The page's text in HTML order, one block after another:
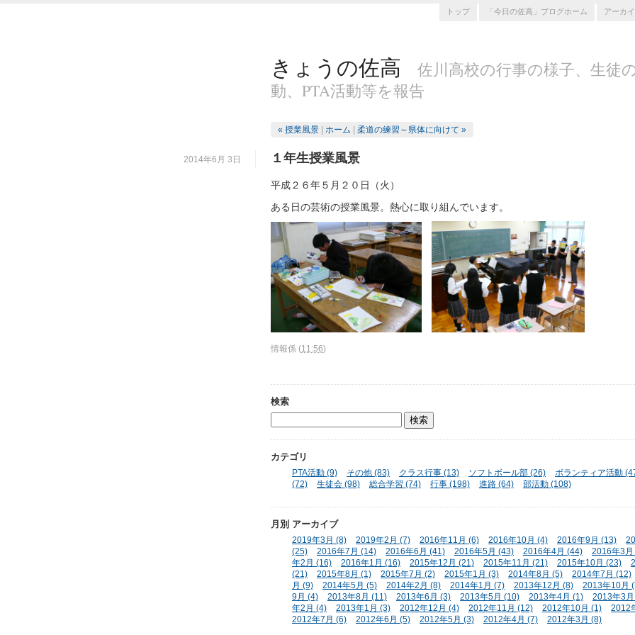
きょうの佐高
佐川高校の行事の様子、生徒
動、PTA活動等を報告
トップ 「今日の佐高」ブログホーム アーカ
« 授業風景 ホーム 柔道の練習～県体に向けて »
2014年6月 3日 １年生授業風景
平成２６年５月２０日（火）
ある日の芸術の授業風景。熱心に取り組んでいます。
情報係 (11:56)
検索
カテゴリ
PTA活動 (9) その他 (83) クラス行事 (13) ソフトボール部 (26) ボランティア活動
(72)
生徒会 (98) 総合学習 (74) 行事 (198) 進路 (64) 部活動 (108)
月別 アーカイブ
2019年3月 (8) 2019年2月 (7) 2016年11月 (6) 2016年10月 (4) 2016年9月 (13)
(25)
2016年7月 (14) 2016年6月 (41) 2016年5月 (43) 2016年4月 (44) 2016年3
年2月 (16)
2016年1月 (16) 2015年12月 (21) 2015年11月 (21) 2015年10月 (23)
(21)
2015年8月 (1) 2015年7月 (2) 2015年1月 (3) 2014年8月 (5) 2014年7月 (12)
月 (9)
2014年5月 (5) 2014年2月 (8) 2014年1月 (7) 2013年12月 (8) 2013年10月
9月 (4)
2013年8月 (11) 2013年6月 (3) 2013年5月 (10) 2013年4月 (1) 2013年3
年2月 (4)
2013年1月 (3) 2012年12月 (4) 2012年11月 (12) 2012年10月 (1)
2012
2012年7月 (6)
2012年6月 (5) 2012年5月 (3) 2012年4月 (7) 2012年3月 (8)